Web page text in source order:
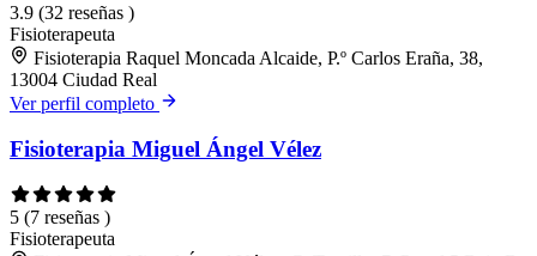
3.9 (32 reseñas )
Fisioterapeuta
Fisioterapia Raquel Moncada Alcaide, P.º Carlos Eraña, 38,
13004 Ciudad Real
Ver perfil completo
Fisioterapia Miguel Ángel Vélez
5 (7 reseñas )
Fisioterapeuta